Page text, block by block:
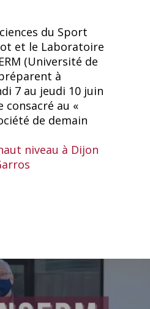
du Sport
et le Laboratoire
(Université de
à
7 au jeudi 10 juin
consacré au «
de demain
niveau à Dijon